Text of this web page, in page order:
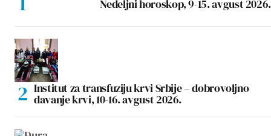
Nedeljni horoskop, 9-15. avgust 2026.
Institut za transfuziju krvi Srbije – dobrovoljno
davanje krvi, 10-16. avgust 2026.